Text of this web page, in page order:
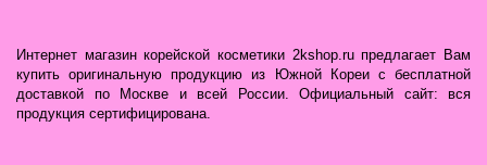
Интернет магазин корейской косметики 2kshop.ru предлагает Вам
купить оригинальную продукцию из Южной Кореи с бесплатной
доставкой по Москве и всей России. Официальный сайт: вся
продукция сертифицирована.